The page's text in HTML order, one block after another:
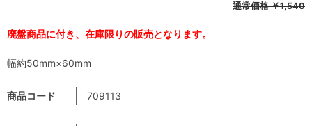
通常価格￥1,540
商品コード 709113
廃盤商品に付き、在庫限りの販売となります。
幅約50mm×60mm